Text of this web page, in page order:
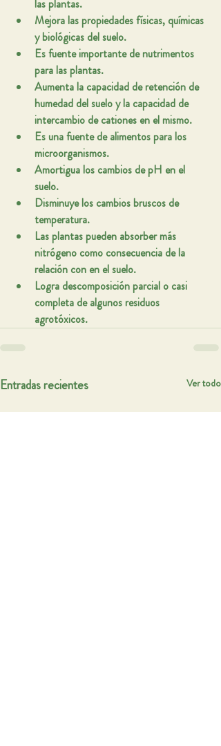
las plantas.
Mejora las propiedades físicas, químicas
y biológicas del suelo.
Es fuente importante de nutrimentos
para las plantas.
Aumenta la capacidad de retención de
humedad del suelo y la capacidad de
intercambio de cationes en el mismo.
Es una fuente de alimentos para los
microorganismos.
Amortigua los cambios de pH en el
suelo.
Disminuye los cambios bruscos de
temperatura.
Las plantas pueden absorber más
nitrógeno como consecuencia de la
relación con en el suelo.
Logra descomposición parcial o casi
completa de algunos residuos
agrotóxicos.
Entradas recientes Ver todo